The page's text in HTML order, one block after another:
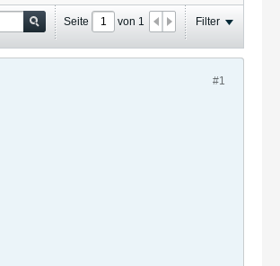
Seite von 1 Filter
#1